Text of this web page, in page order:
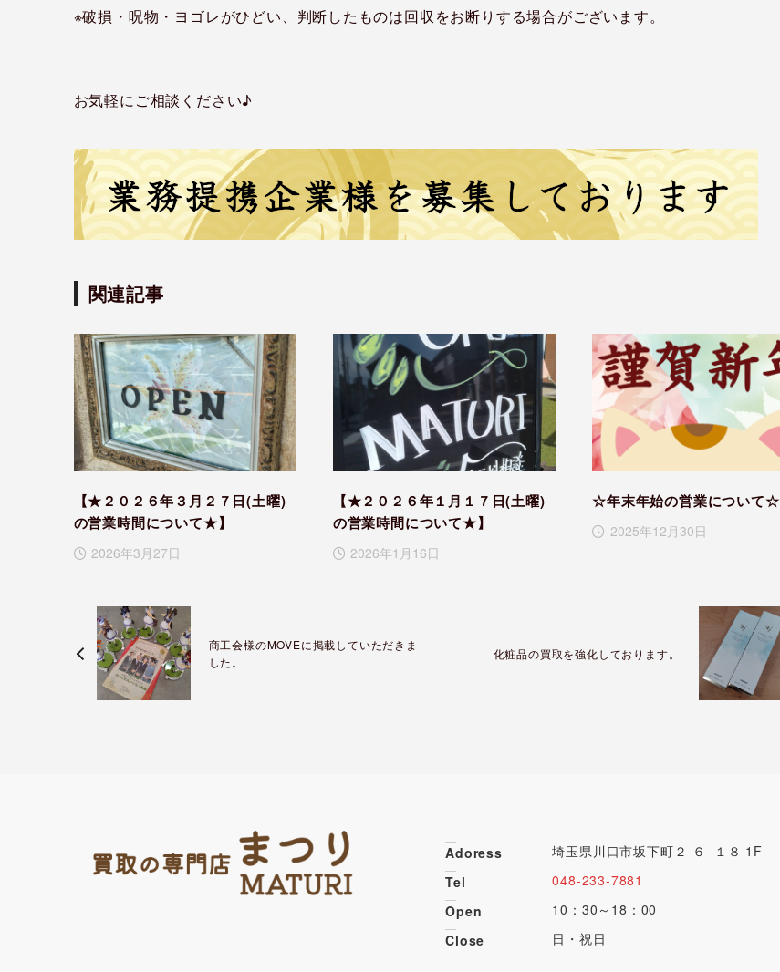
※破損・呪物・ヨゴレがひどい、判断したものは回収をお断りする場合がございます。
お気軽にご相談ください♪
関連記事
【★２０２６年３月２７日(土曜)
の営業時間について★】
2026年3月27日
【★２０２６年１月１７日(土曜)
の営業時間について★】
2026年1月16日
☆年末年始の営業について☆
2025年12月30日
商工会様のMOVEに掲載していただきま
した。
化粧品の買取を強化しております。
Adoress
埼玉県川口市坂下町２-６−１８ 1F
Tel
048-233-7881
Open
10：30～18：00
Close
日・祝日